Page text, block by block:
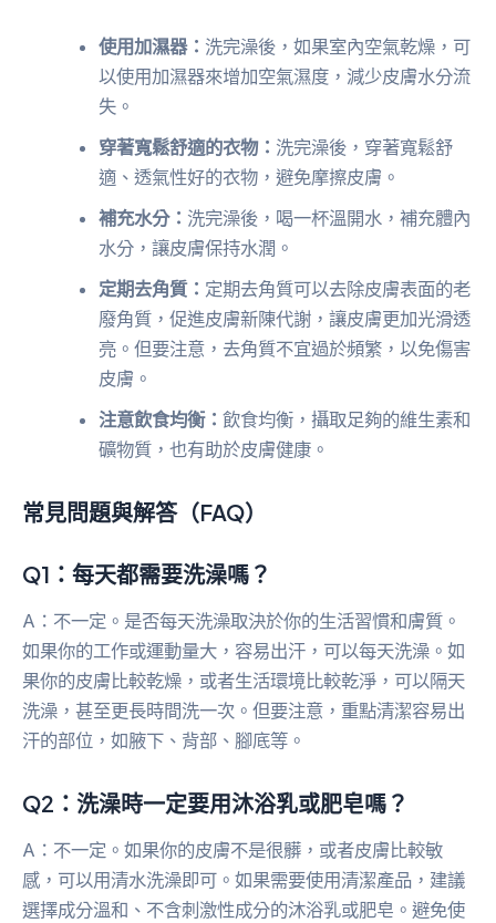
使用加濕器： 洗完澡後，如果室內空氣乾燥，可
以使用加濕器來增加空氣濕度，減少皮膚水分流
失。
穿著寬鬆舒適的衣物： 洗完澡後，穿著寬鬆舒
適、透氣性好的衣物，避免摩擦皮膚。
補充水分： 洗完澡後，喝一杯溫開水，補充體內
水分，讓皮膚保持水潤。
定期去角質： 定期去角質可以去除皮膚表面的老
廢角質，促進皮膚新陳代謝，讓皮膚更加光滑透
亮。但要注意，去角質不宜過於頻繁，以免傷害
皮膚。
注意飲食均衡：飲食均衡，攝取足夠的維生素和
礦物質，也有助於皮膚健康。
常見問題與解答（FAQ）
Q1：每天都需要洗澡嗎？
A：不一定。是否每天洗澡取決於你的生活習慣和膚質。
如果你的工作或運動量大，容易出汗，可以每天洗澡。如
果你的皮膚比較乾燥，或者生活環境比較乾淨，可以隔天
洗澡，甚至更長時間洗一次。但要注意，重點清潔容易出
汗的部位，如腋下、背部、腳底等。
Q2：洗澡時一定要用沐浴乳或肥皂嗎？
A：不一定。如果你的皮膚不是很髒，或者皮膚比較敏
感，可以用清水洗澡即可。如果需要使用清潔產品，建議
選擇成分溫和、不含刺激性成分的沐浴乳或肥皂。避免使